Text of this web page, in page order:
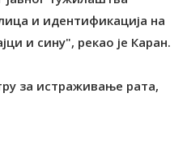
и идентификација на
и сину", рекао је Каран.
за истраживање рата,